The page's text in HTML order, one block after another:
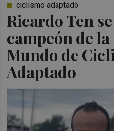
Ricardo Ten
campeón de la
Mundo de
Adaptado
ciclismo adaptado